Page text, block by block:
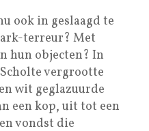
ook in geslaagd te
terreur? Met
hun objecten? In
vergrootte
wit geglazuurde
een kop, uit tot een
vondst die